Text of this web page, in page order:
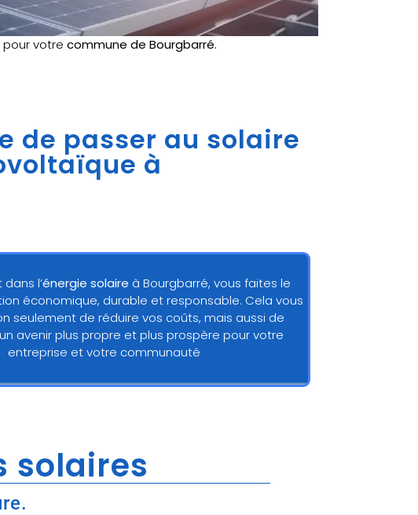
pour votre commune de Bourgbarré.
de passer au solaire
à
l’énergie solaire à Bourgbarré, vous faites le
économique, durable et responsable. Cela vous
seulement de réduire vos coûts, mais aussi de
avenir plus propre et plus prospère pour votre
entreprise et votre communauté
solaires